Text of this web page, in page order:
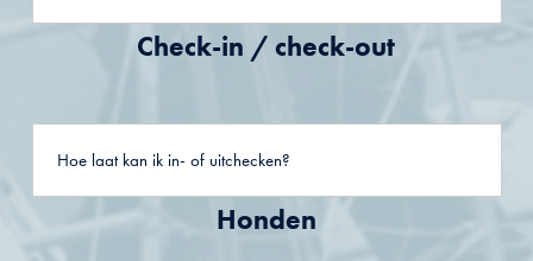
Check-in / check-out
Hoe laat kan ik in- of uitchecken?
Honden